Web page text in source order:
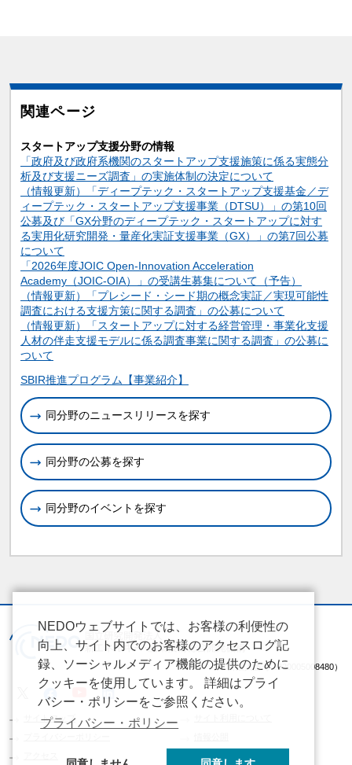
関連ページ
スタートアップ支援分野の情報
「政府及び政府系機関のスタートアップ支援施策に係る実態分
析及び支援ニーズ調査」の実施体制の決定について
（情報更新）「ディープテック・スタートアップ支援基金／デ
ィープテック・スタートアップ支援事業（DTSU）」の第10回
公募及び「GX分野のディープテック・スタートアップに対す
る実用化研究開発・量産化実証支援事業（GX）」の第7回公募
について
「2026年度JOIC Open-Innovation Acceleration
Academy（JOIC-OIA）」の受講生募集について（予告）
（情報更新）「プレシード・シード期の概念実証／実現可能性
調査における支援方策に関する調査」の公募について
（情報更新）「スタートアップに対する経営管理・事業化支援
人材の伴走支援モデルに係る調査事業に関する調査」の公募に
ついて
関連情報
SBIR推進プログラム【事業紹介】
同分野のニュースリリースを探す
同分野の公募を探す
同分野のイベントを探す
（法人番号 2020005008480）
サイトマップ
NEDOウェブサイトでは、お客様の利便性の
向上、サイト内でのお客様のアクセスログ記
録、ソーシャルメディア機能の提供のために
クッキーを使用しています。 詳細はプライ
バシー・ポリシーをご参照ください。
プライバシー・ポリシー